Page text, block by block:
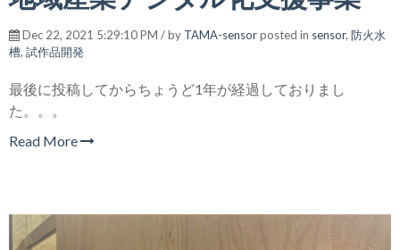
Dec 22, 2021 5:29:10 PM / by TAMA-sensorposted in sensor, 防火水
槽, 試作品開発
最後に投稿してからちょうど1年が経過しておりまし
た。。。
Read More